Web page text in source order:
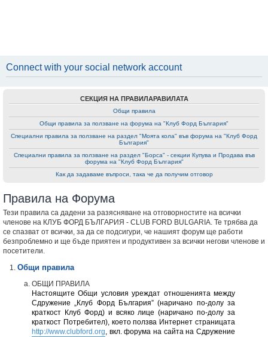
Connect with your social network account
СЕКЦИЯ НА ПРАВИЛАРАВИЛАТА
Общи правила
Общи правила за ползване на форумa на "Клуб Форд България"
Специални правила за ползване на раздел "Моята кола" във форумa на "Клуб Форд
България"
Специални правила за ползване на раздел "Борса" - секции Купува и Продава във
форумa на "Клуб Форд България"
Как да задаваме въпроси, така че да получим отговор
Правила на Форума
Тези правила са дадени за разясняване на отговорностите на всички
членове на КЛУБ ФОРД БЪЛГАРИЯ - CLUB FORD BULGARIA. Те трябва да
се спазват от всички, за да се подсигури, че нашият форум ще работи
безпроблемно и ще бъде приятен и продуктивен за всички негови членове и
посетители.
Общи правила
ОБЩИ ПРАВИЛА
Настоящите Общи условия уреждат отношенията между
Сдружение „Клуб Форд България” (наричано по-долу за
краткост Клуб Форд) и всяко лице (наричано по-долу за
краткост Потребител), което ползва Интернет страницата
http://www.clubford.org, вкл. форума на сайта на Сдружение